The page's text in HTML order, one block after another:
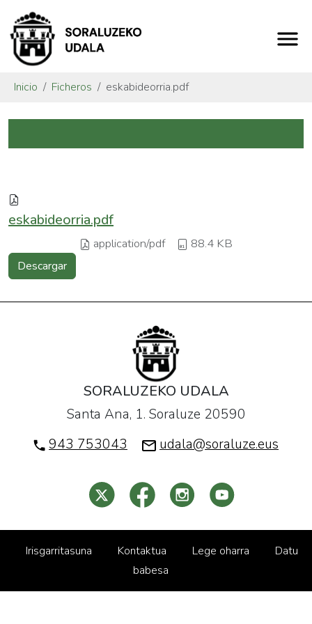
Inicio Ficheros eskabideorria.pdf
eskabideorria.pdf
application/pdf 88.4 KB
Descargar
SORALUZEKO UDALA
Santa Ana, 1. Soraluze 20590
943 753043
udala@soraluze.eus
Irisgarritasuna Kontaktua Lege oharra
Datu
babesa